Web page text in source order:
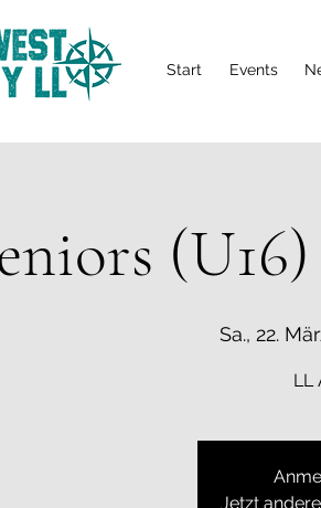
Start Events
Sa., 22.
LL
Jetzt